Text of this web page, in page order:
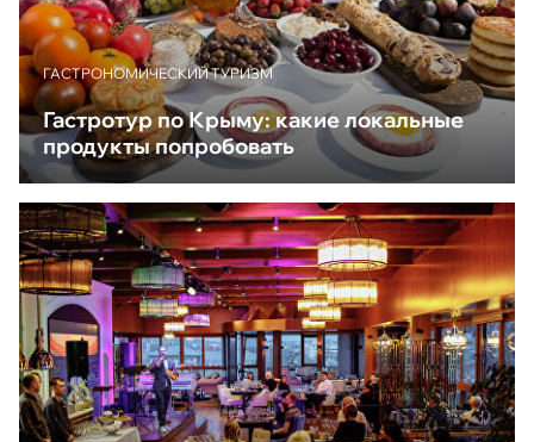
ГАСТРОНОМИЧЕСКИЙ ТУРИЗМ
Гастротур по Крыму: какие локальные
продукты попробовать